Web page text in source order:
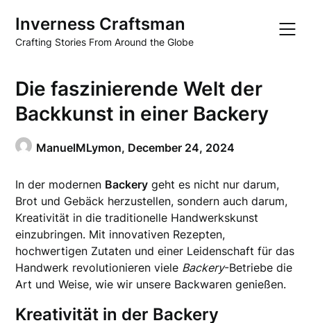
content
Inverness Craftsman
Crafting Stories From Around the Globe
Die faszinierende Welt der
Backkunst in einer Backery
ManuelMLymon, December 24, 2024
In der modernen Backery geht es nicht nur darum,
Brot und Gebäck herzustellen, sondern auch darum,
Kreativität in die traditionelle Handwerkskunst
einzubringen. Mit innovativen Rezepten,
hochwertigen Zutaten und einer Leidenschaft für das
Handwerk revolutionieren viele Backery-Betriebe die
Art und Weise, wie wir unsere Backwaren genießen.
Kreativität in der Backery